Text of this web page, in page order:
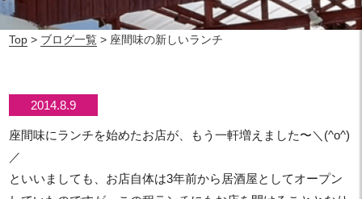
Top > ブログ一覧 > 座間味の新しいランチ
2014.8.9
座間味にランチを始めたお店が、もう一軒増えました〜＼(^o^)
／
といいましても、お店自体は3年前から居酒屋としてオープン